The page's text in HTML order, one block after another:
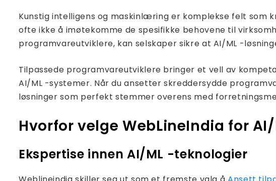
Kunstig intelligens og maskinlæring er komplekse felt som
ofte ikke å imøtekomme de spesifikke behovene til
programvareutviklere, kan selskaper sikre at AI/ML -
Tilpassede programvareutviklere bringer et vell av
AI/ML -systemer. Når du ansetter skreddersydde
løsninger som perfekt stemmer overens med
Hvorfor velge WebLineIndia for
Ekspertise innen AI/ML -teknologier